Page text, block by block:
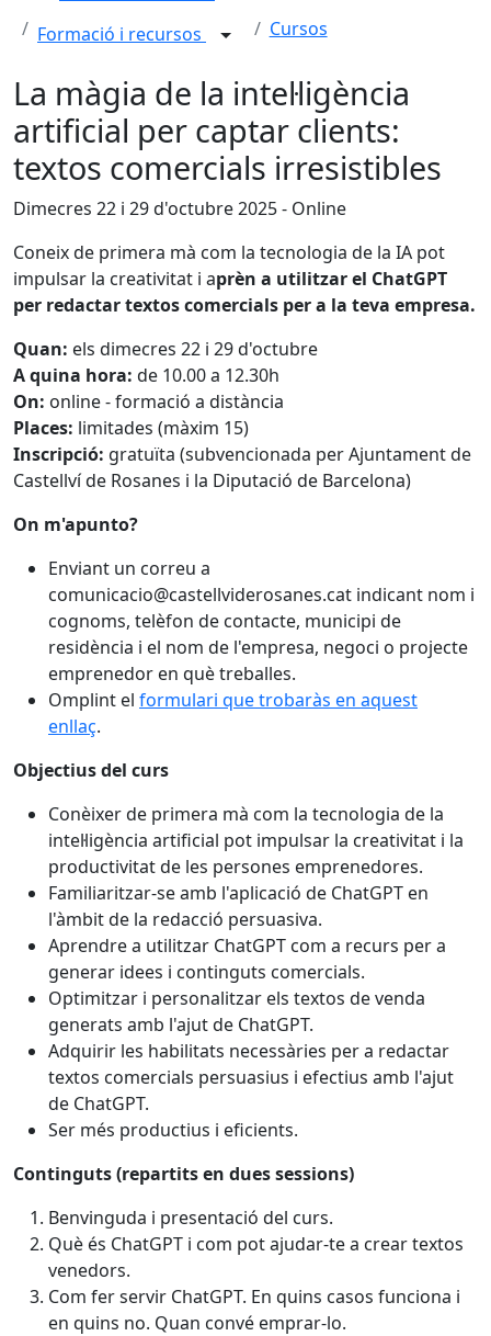
Formació i recursos
Cursos
La màgia de la intel·ligència
artificial per captar clients:
textos comercials irresistibles
Dimecres 22 i 29 d'octubre 2025 - Online
Coneix de primera mà com la tecnologia de la IA pot
impulsar la creativitat i aprèn a utilitzar el ChatGPT
per redactar textos comercials per a la teva empresa.
Quan: els dimecres 22 i 29 d'octubre
A quina hora: de 10.00 a 12.30h
On: online - formació a distància
Places: limitades (màxim 15)
Inscripció: gratuïta (subvencionada per Ajuntament de
Castellví de Rosanes i la Diputació de Barcelona)
On m'apunto?
Enviant un correu a
comunicacio@castellviderosanes.cat indicant nom i
cognoms, telèfon de contacte, municipi de
residència i el nom de l'empresa, negoci o projecte
emprenedor en què treballes.
Omplint el formulari que trobaràs en aquest
enllaç.
Objectius del curs
Conèixer de primera mà com la tecnologia de la
intel·ligència artificial pot impulsar la creativitat i la
productivitat de les persones emprenedores.
Familiaritzar-se amb l'aplicació de ChatGPT en
l'àmbit de la redacció persuasiva.
Aprendre a utilitzar ChatGPT com a recurs per a
generar idees i continguts comercials.
Optimitzar i personalitzar els textos de venda
generats amb l'ajut de ChatGPT.
Adquirir les habilitats necessàries per a redactar
textos comercials persuasius i efectius amb l'ajut
de ChatGPT.
Ser més productius i eficients.
Continguts (repartits en dues sessions)
Benvinguda i presentació del curs.
Què és ChatGPT i com pot ajudar-te a crear textos
venedors.
Com fer servir ChatGPT. En quins casos funciona i
en quins no. Quan convé emprar-lo.